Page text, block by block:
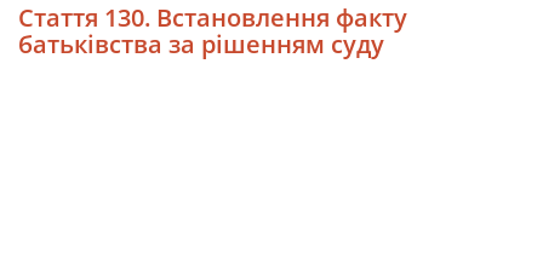
Стаття 130. Встановлення факту
батьківства за рішенням суду